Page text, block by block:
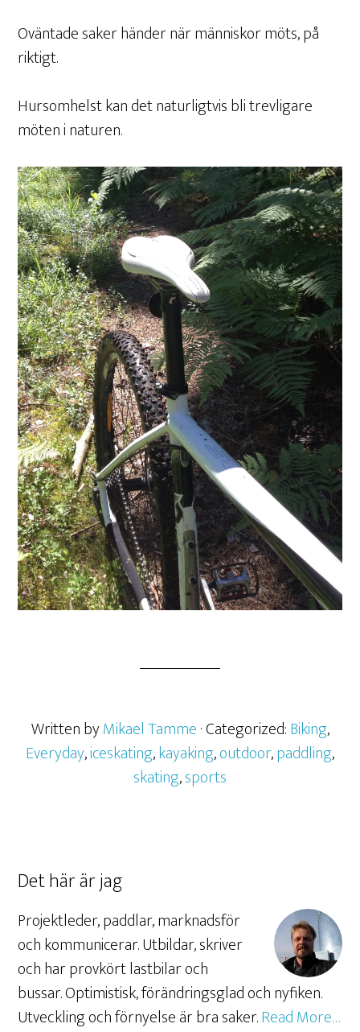
Oväntade saker händer när människor möts, på
riktigt.
Hursomhelst kan det naturligtvis bli trevligare
möten i naturen.
Written byMikael Tamme· Categorized:Biking,
Everyday,iceskating,kayaking,outdoor,paddling,
skating,sports
Det här är jag
Projektleder, paddlar, marknadsför
och kommunicerar. Utbildar, skriver
och har provkört lastbilar och
bussar. Optimistisk, förändringsglad och nyfiken.
Utveckling och förnyelse är bra saker.Read More…